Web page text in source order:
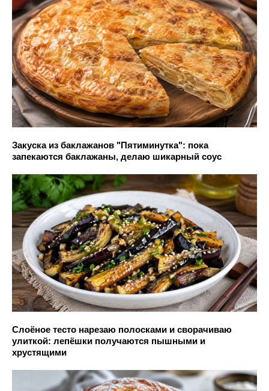
Закуска из баклажанов "Пятиминутка": пока
запекаются баклажаны, делаю шикарный соус
Слоёное тесто нарезаю полосками и сворачиваю
улиткой: лепёшки получаются пышными и
хрустящими